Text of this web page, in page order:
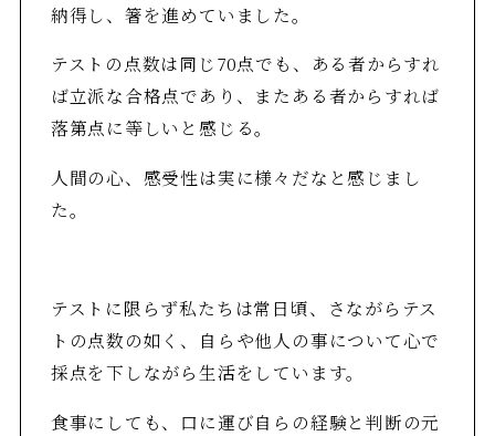
納得し、箸を進めていました。
テストの点数は同じ70点でも、ある者からすれ
ば立派な合格点であり、またある者からすれば
落第点に等しいと感じる。
人間の心、感受性は実に様々だなと感じまし
た。
テストに限らず私たちは常日頃、さながらテス
トの点数の如く、自らや他人の事について心で
採点を下しながら生活をしています。
食事にしても、口に運び自らの経験と判断の元